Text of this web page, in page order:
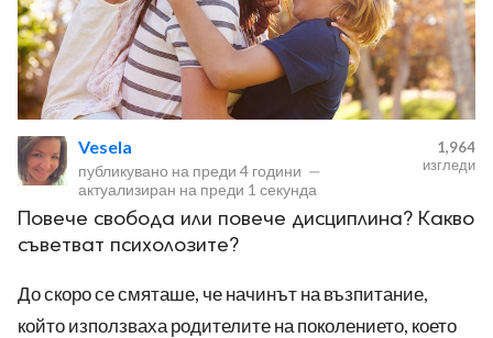
Vesela
публикувано на преди 4 години —
актуализиран на преди 1 секунда
1,964
изгледи
Повече свобода или повече дисциплина? Какво
съветват психолозите?
До скоро се смяташе, че начинът на възпитание,
който използваха родителите на поколението, което